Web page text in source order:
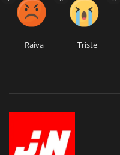
Raiva Triste